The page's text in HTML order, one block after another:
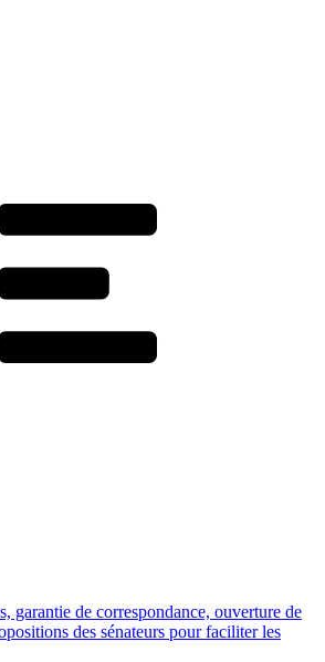
garantie de correspondance, ouverture de
des sénateurs pour faciliter les